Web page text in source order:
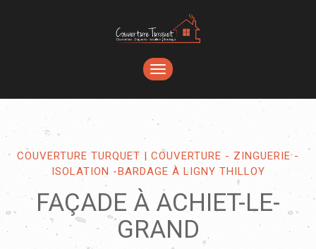
TOGGLE
NAVIGATION
COUVERTURE TURQUET | COUVERTURE - ZINGUERIE -
ISOLATION -BARDAGE À LIGNY THILLOY
FAÇADE À ACHIET-LE-
GRAND